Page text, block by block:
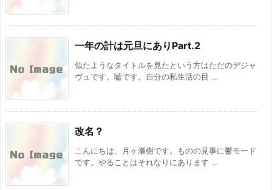
一年の計は元旦にありPart.2
似たようなタイトルを見たという方はただのデジャ
ヴュです。嘘です。自分の私生活の目 ...
改名？
こんにちは、月ヶ瀬樹です。ものの見事に鬱モード
です。やることはそれなりにあります ...